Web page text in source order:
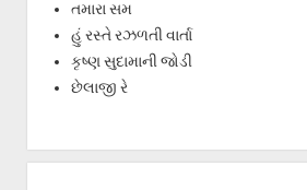
તમારા સમ
હું રસ્તે રઝળતી વાર્તા
કૃષ્ણ સુદામાની જોડી
છેલાજી રે